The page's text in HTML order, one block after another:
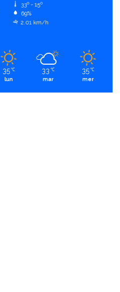
33º - 15º
69%
2.01 km/h
35 ℃
lun
33 ℃
mar
35 ℃
mer